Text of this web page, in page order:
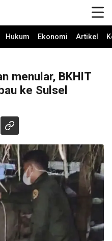
Hukum Ekonomi Artikel
menular, BKHIT
ke Sulsel